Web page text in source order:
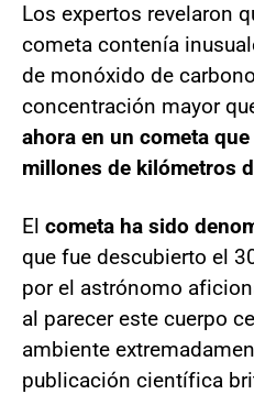
Los expertos revelaron
cometa contenía
de monóxido de
concentración mayor
ahora en un cometa
millones de kilómetros
El cometa ha sido
que fue descubierto el
por el astrónomo
al parecer este cuerpo
ambiente
publicación científica